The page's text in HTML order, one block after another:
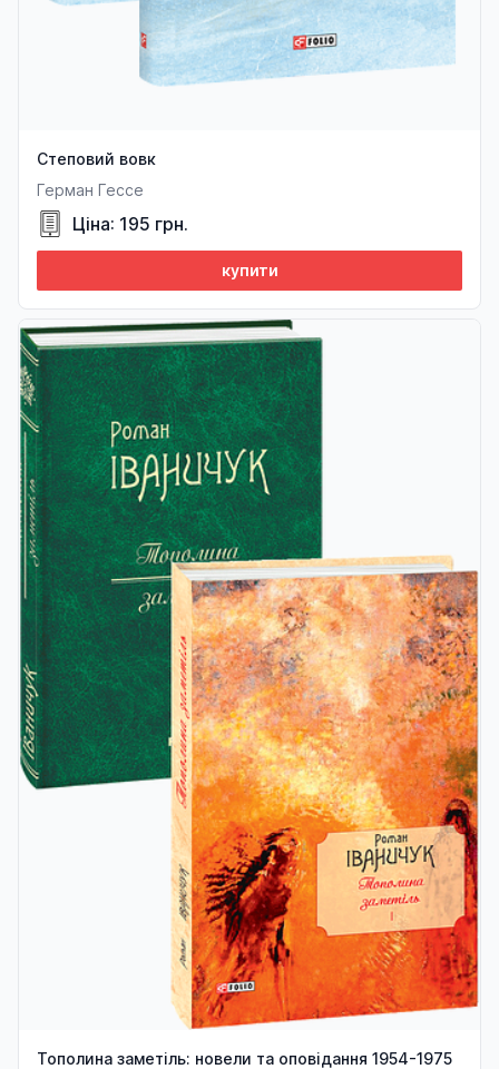
Степовий вовк
Герман Гессе
Ціна: 195 грн.
купити
Тополина заметіль: новели та оповідання 1954-1975